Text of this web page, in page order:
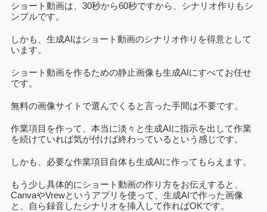
ショート動画は、30秒から60秒ですから、シナリオ作りもシ
ンプルです。
しかも、生成AIはショート動画のシナリオ作りを得意として
います。
ショート動画を作るための静止画像も生成AIにすべてお任せ
です。
無料の画像サイトで選んでくると言った手間は不要です。
作業項目を作って、本当に淡々と生成AIに指示を出して作業
を続けていれば気が付けば終わっているという感じです。
しかも、必要な作業項目自体も生成AIに作ってもらえます。
もう少し具体的にショート動画の作り方をお伝えすると、
CanvaやVrewというアプリを使って、生成AIで作った画像
と、自ら録音したシナリオを挿入して作ればOKです。